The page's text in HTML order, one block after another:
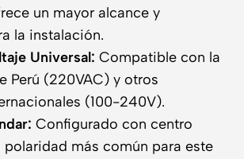
un mayor alcance y
la instalación.
Universal: Compatible con la
Perú (220VAC) y otros
(100-240V).
Configurado con centro
más común para este